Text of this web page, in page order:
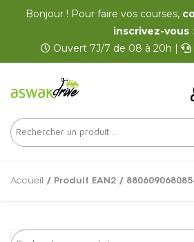
Bonjour ! Pour faire vos courses,
inscrivez-vous
Ouvert 7J/7 de 08 à 20h |
Accueil / Produit EAN2 /